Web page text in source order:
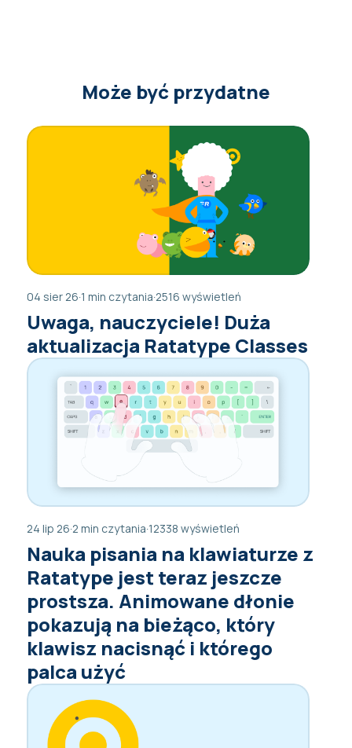
Może być przydatne
04 sier 26·1 min czytania·2516 wyświetleń
Uwaga, nauczyciele! Duża
aktualizacja Ratatype Classes
24 lip 26·2 min czytania·12338 wyświetleń
Nauka pisania na klawiaturze z
Ratatype jest teraz jeszcze
prostsza. Animowane dłonie
pokazują na bieżąco, który
klawisz nacisnąć i którego
palca użyć